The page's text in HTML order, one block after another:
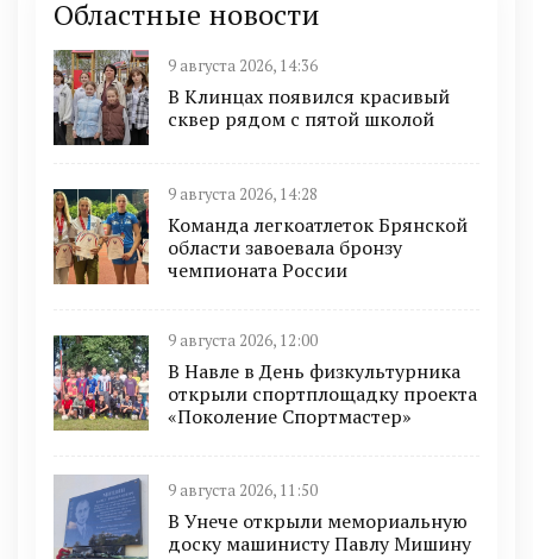
Областные новости
9 августа 2026, 14:36
В Клинцах появился красивый
сквер рядом с пятой школой
9 августа 2026, 14:28
Команда легкоатлеток Брянской
области завоевала бронзу
чемпионата России
9 августа 2026, 12:00
В Навле в День физкультурника
открыли спортплощадку проекта
«Поколение Спортмастер»
9 августа 2026, 11:50
В Унече открыли мемориальную
доску машинисту Павлу Мишину